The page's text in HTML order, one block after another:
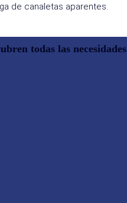
de canaletas aparentes.
todas las necesidades